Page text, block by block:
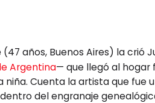
años, Buenos Aires) la crió
Argentina— que llegó al hogar
Cuenta la artista que fue
del engranaje